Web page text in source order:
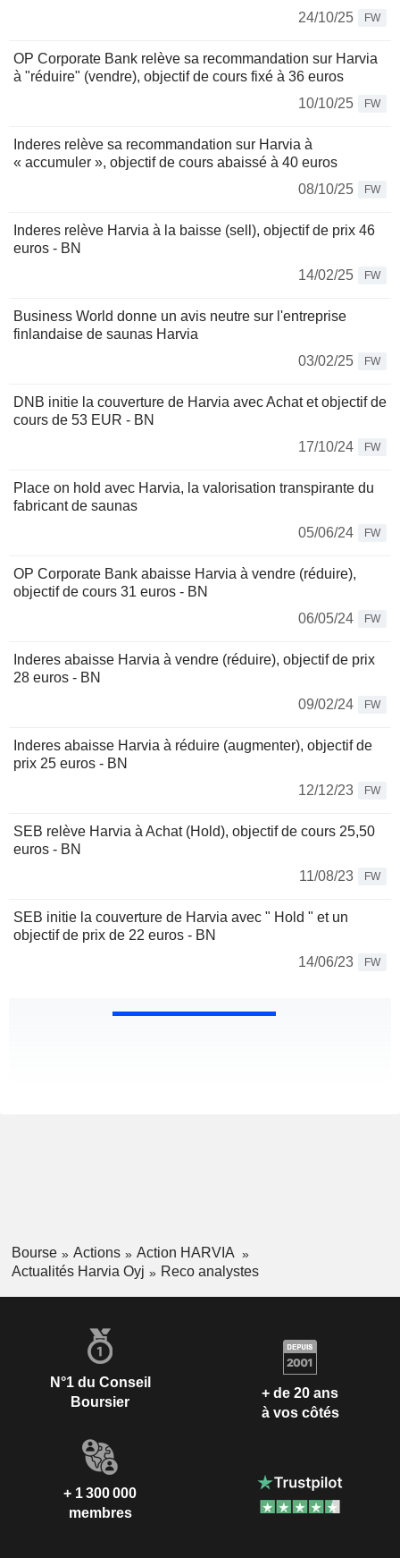
24/10/25
FW
OP Corporate Bank relève sa recommandation sur Harvia
à "réduire" (vendre), objectif de cours fixé à 36 euros
10/10/25
FW
Inderes relève sa recommandation sur Harvia à
« accumuler », objectif de cours abaissé à 40 euros
08/10/25
FW
Inderes relève Harvia à la baisse (sell), objectif de prix 46
euros - BN
14/02/25
FW
Business World donne un avis neutre sur l'entreprise
finlandaise de saunas Harvia
03/02/25
FW
DNB initie la couverture de Harvia avec Achat et objectif de
cours de 53 EUR - BN
17/10/24
FW
Place on hold avec Harvia, la valorisation transpirante du
fabricant de saunas
05/06/24
FW
OP Corporate Bank abaisse Harvia à vendre (réduire),
objectif de cours 31 euros - BN
06/05/24
FW
Inderes abaisse Harvia à vendre (réduire), objectif de prix
28 euros - BN
09/02/24
FW
Inderes abaisse Harvia à réduire (augmenter), objectif de
prix 25 euros - BN
12/12/23
FW
SEB relève Harvia à Achat (Hold), objectif de cours 25,50
euros - BN
11/08/23
FW
SEB initie la couverture de Harvia avec " Hold " et un
objectif de prix de 22 euros - BN
14/06/23
FW
Bourse Actions
Action HARVIA
Actualités Harvia Oyj
Reco analystes
N°1 du Conseil
Boursier
+ de 20 ans
à vos côtés
+ 1 300 000
membres